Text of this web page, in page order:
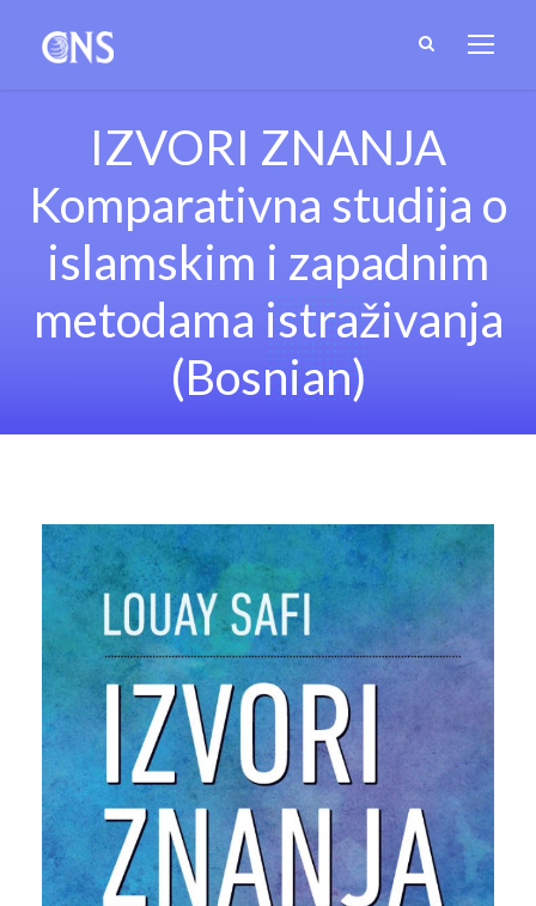
IZVORI ZNANJA
Komparativna studija o
islamskim i zapadnim
metodama istraživanja
(Bosnian)